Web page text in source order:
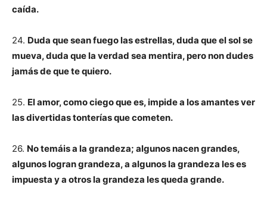
caída.
24. Duda que sean fuego las estrellas, duda que el sol se
mueva, duda que la verdad sea mentira, pero non dudes
jamás de que te quiero.
25. El amor, como ciego que es, impide a los amantes ver
las divertidas tonterías que cometen.
26. No temáis a la grandeza; algunos nacen grandes,
algunos logran grandeza, a algunos la grandeza les es
impuesta y a otros la grandeza les queda grande.